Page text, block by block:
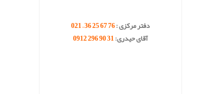
دفتر مرکزی :76 67 25 36 – 021
آقای حیدری:31 90 296 0912